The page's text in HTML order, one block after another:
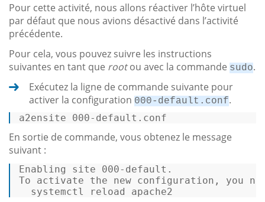
Pour cette activité, nous allons réactiver l’hôte virtuel
par défaut que nous avions désactivé dans l’activité
précédente.
Pour cela, vous pouvez suivre les instructions
suivantes en tant que rootou avec la commande sudo.
Exécutez la ligne de commande suivante pour
activer la configuration 000-default.conf.
a2ensite 000- default .conf
En sortie de commande, vous obtenez le message
suivant :
Enabling site 000- default
To activate the new configuration, you
systemctl reload apache2